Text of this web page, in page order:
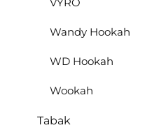
Wandy Hookah
WD Hookah
Wookah
Tabak